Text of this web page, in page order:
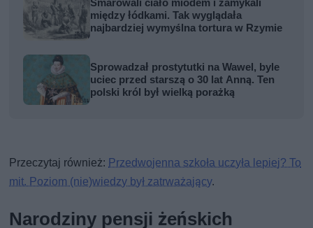
Smarowali ciało miodem i zamykali
między łódkami. Tak wyglądała
najbardziej wymyślna tortura w Rzymie
Sprowadzał prostytutki na Wawel, byle
uciec przed starszą o 30 lat Anną. Ten
polski król był wielką porażką
Przeczytaj również: Przedwojenna szkoła uczyła lepiej? To
mit. Poziom (nie)wiedzy był zatrważający.
Narodziny pensji żeńskich